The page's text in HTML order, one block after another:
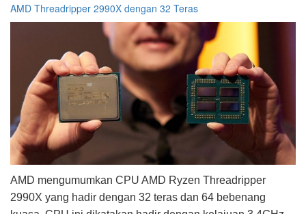
AMD Threadripper 2990X dengan 32 Teras
AMD mengumumkan CPU AMD Ryzen Threadripper
2990X yang hadir dengan 32 teras dan 64 bebenang